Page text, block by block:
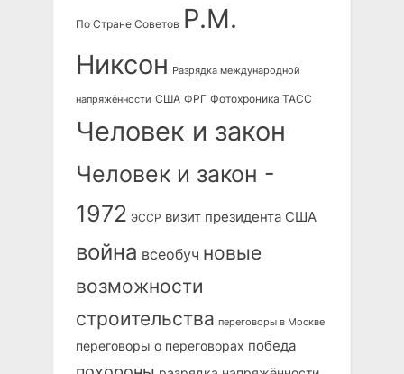
По Стране Советов Р.М.
Никсон Разрядка международной
напряжённости США ФРГ Фотохроника ТАСС
Человек и закон
Человек и закон -
1972 ЭССР визит президента США
война всеобуч новые
возможности
строительства переговоры в Москве
переговоры о переговорах победа